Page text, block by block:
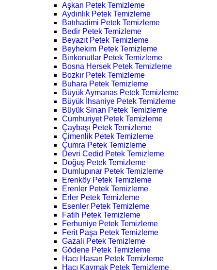
Aşkan Petek Temizleme
Aydınlık Petek Temizleme
Batıhadimi Petek Temizleme
Bedir Petek Temizleme
Beyazıt Petek Temizleme
Beyhekim Petek Temizleme
Binkonutlar Petek Temizleme
Bosna Hersek Petek Temizleme
Bozkır Petek Temizleme
Buhara Petek Temizleme
Büyük Aymanas Petek Temizleme
Büyük İhsaniye Petek Temizleme
Büyük Sinan Petek Temizleme
Cumhuriyet Petek Temizleme
Çaybaşı Petek Temizleme
Çimenlik Petek Temizleme
Çumra Petek Temizleme
Devri Cedid Petek Temizleme
Doğuş Petek Temizleme
Dumlupınar Petek Temizleme
Erenköy Petek Temizleme
Erenler Petek Temizleme
Erler Petek Temizleme
Esenler Petek Temizleme
Fatih Petek Temizleme
Ferhuniye Petek Temizleme
Ferit Paşa Petek Temizleme
Gazali Petek Temizleme
Gödene Petek Temizleme
Hacı Hasan Petek Temizleme
Hacı Kaymak Petek Temizleme